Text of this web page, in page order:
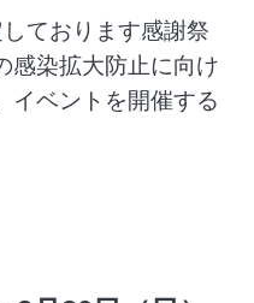
ております感謝祭
感染拡大防止に向け
イベントを開催する